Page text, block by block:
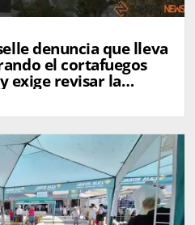
denuncia que lleva
el cortafuegos
exige revisar la
el incendio